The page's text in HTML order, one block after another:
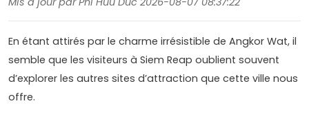
En étant attirés par le charme irrésistible de Angkor Wat, il
semble que les visiteurs à Siem Reap oublient souvent
d’explorer les autres sites d’attraction que cette ville nous
offre.